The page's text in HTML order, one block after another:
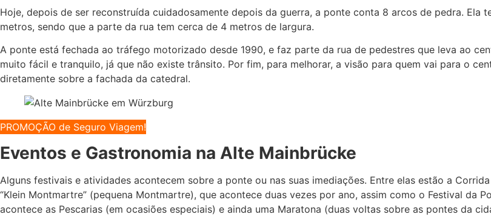
Hoje, depois de ser reconstruída cuidadosamente depois da guerra, a ponte conta 8 arcos de pedra. Ela
metros, sendo que a parte da rua tem cerca de 4 metros de largura.
A ponte está fechada ao tráfego motorizado desde 1990, e faz parte da rua de pedestres que leva ao
muito fácil e tranquilo, já que não existe trânsito. Por fim, para melhorar, a visão para quem vai para o
diretamente sobre a fachada da catedral.
PROMOÇÃO de Seguro Viagem!
Eventos e Gastronomia na Alte Mainbrücke
Alguns festivais e atividades acontecem sobre a ponte ou nas suas imediações. Entre elas estão a
“Klein Montmartre” (pequena Montmartre), que acontece duas vezes por ano, assim como o Festival da
acontece as Pescarias (em ocasiões especiais) e ainda uma Maratona (duas voltas sobre as pontes da